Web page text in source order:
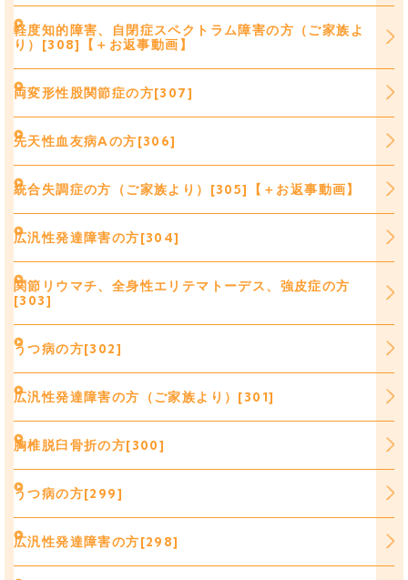
軽度知的障害、自閉症スペクトラム障害の方（ご家族よ
り）[308]【＋お返事動画】
両変形性股関節症の方[307]
先天性血友病Aの方[306]
統合失調症の方（ご家族より）[305]【＋お返事動画】
広汎性発達障害の方[304]
関節リウマチ、全身性エリテマトーデス、強皮症の方
[303]
うつ病の方[302]
広汎性発達障害の方（ご家族より）[301]
胸椎脱臼骨折の方[300]
うつ病の方[299]
広汎性発達障害の方[298]